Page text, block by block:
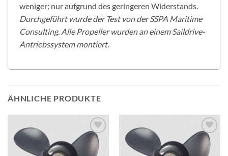
weniger; nur aufgrund des geringeren Widerstands.
Durchgeführt wurde der Test von der SSPA Maritime
Consulting. Alle Propeller wurden an einem Saildrive-
Antriebssystem montiert.
ÄHNLICHE PRODUKTE
Auf die
Wunschliste
Auf die
Wunschliste